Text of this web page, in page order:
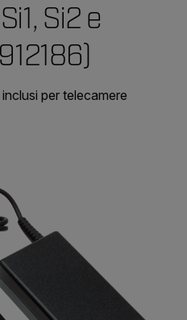
Si2 e
per telecamere